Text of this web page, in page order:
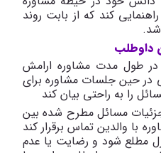
کند که از بابت روند
داوطلب
در طول مدت مشاوره ارامش
در حین جلسات مشاوره برای
را به راحتی بیان کند
جزئیات مسائل مطرح شده بین
با والدین تماس برقرار کند
مطلع شود و رضایت یا عدم